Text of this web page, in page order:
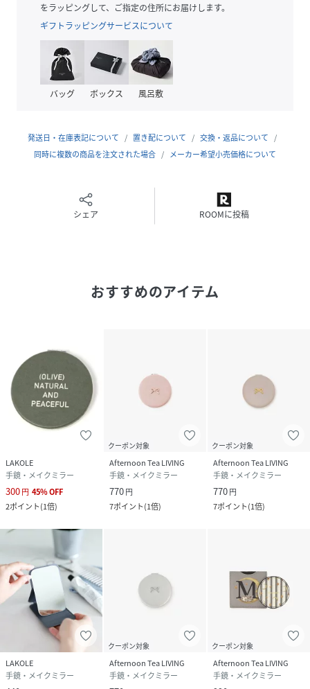
品番
NJ5804_248194
(248194-01-09 NJ5804
をラッピングして、ご指定の住所にお届けします。
ギフトラッピングサービスについて
バッグ ボックス 風呂敷
発送日・在庫表記について 置き配について
交換・返品について
同時に複数の商品を注文された場合
メーカー希望小売価格について
シェア ROOMに投稿
おすすめのアイテム
LAKOLE
手鏡・メイクミラー
300円 45%OFF
2ポイント(1倍)
クーポン対象
Afternoon Tea LIVING
手鏡・メイクミラー
770円
7ポイント(1倍)
クーポン対象
Afternoon Tea LIVING
手鏡・メイクミラー
770円
7ポイント(1倍)
LAKOLE
手鏡・メイクミラー
クーポン対象
Afternoon Tea LIVING
手鏡・メイクミラー
クーポン対象
Afternoon Tea LIVING
手鏡・メイクミラー